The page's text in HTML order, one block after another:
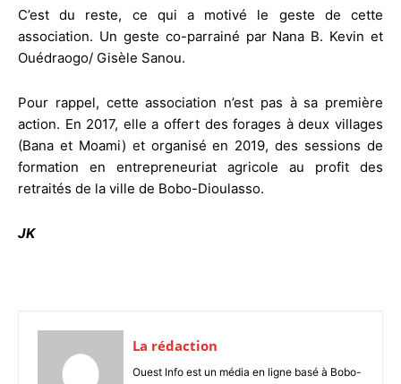
C’est du reste, ce qui a motivé le geste de cette
association. Un geste co-parrainé par Nana B. Kevin et
Ouédraogo/ Gisèle Sanou.
Pour rappel, cette association n’est pas à sa première
action. En 2017, elle a offert des forages à deux villages
(Bana et Moami) et organisé en 2019, des sessions de
formation en entrepreneuriat agricole au profit des
retraités de la ville de Bobo-Dioulasso.
JK
La rédaction
Ouest Info est un média en ligne basé à Bobo-